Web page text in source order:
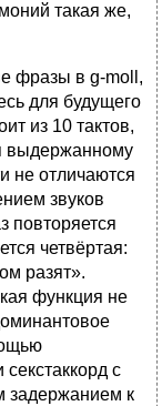
такая же,
фразы в g-moll,
для будущего
из 10 тактов,
выдержанному
не отличаются
звуков
повторяется
четвёртая:
разят».
функция не
с
задержанием к